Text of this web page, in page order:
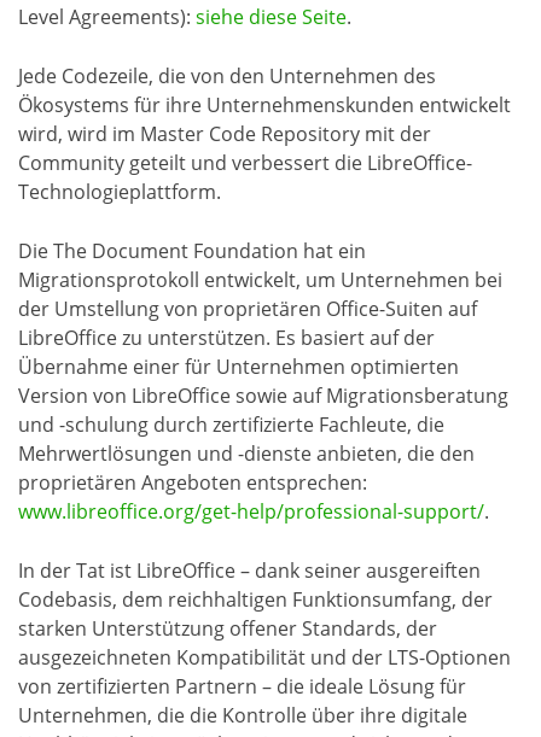
Level Agreements): siehe diese Seite.
Jede Codezeile, die von den Unternehmen des
Ökosystems für ihre Unternehmenskunden entwickelt
wird, wird im Master Code Repository mit der
Community geteilt und verbessert die LibreOffice-
Technologieplattform.
Die The Document Foundation hat ein
Migrationsprotokoll entwickelt, um Unternehmen bei
der Umstellung von proprietären Office-Suiten auf
LibreOffice zu unterstützen. Es basiert auf der
Übernahme einer für Unternehmen optimierten
Version von LibreOffice sowie auf Migrationsberatung
und -schulung durch zertifizierte Fachleute, die
Mehrwertlösungen und -dienste anbieten, die den
proprietären Angeboten entsprechen:
www.libreoffice.org/get-help/professional-support/.
In der Tat ist LibreOffice – dank seiner ausgereiften
Codebasis, dem reichhaltigen Funktionsumfang, der
starken Unterstützung offener Standards, der
ausgezeichneten Kompatibilität und der LTS-Optionen
von zertifizierten Partnern – die ideale Lösung für
Unternehmen, die die Kontrolle über ihre digitale